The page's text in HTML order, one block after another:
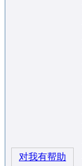
对我有帮助